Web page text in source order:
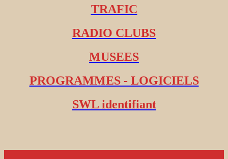
TRAFIC
RADIO CLUBS
MUSEES
PROGRAMMES - LOGICIELS
SWL identifiant